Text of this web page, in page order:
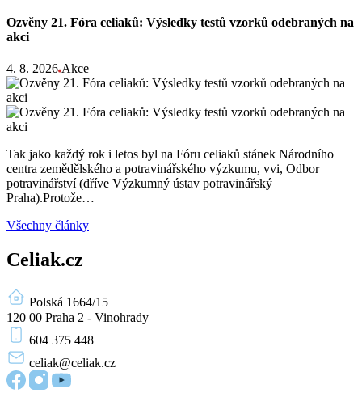
Ozvěny 21. Fóra celiaků: Výsledky testů vzorků odebraných na
akci
4. 8. 2026 Akce
Tak jako každý rok i letos byl na Fóru celiaků stánek Národního
centra zemědělského a potravinářského výzkumu, vvi, Odbor
potravinářství (dříve Výzkumný ústav potravinářský
Praha).Protože…
Všechny články
Celiak.cz
Polská 1664/15
120 00 Praha 2 - Vinohrady
604 375 448
celiak@celiak.cz